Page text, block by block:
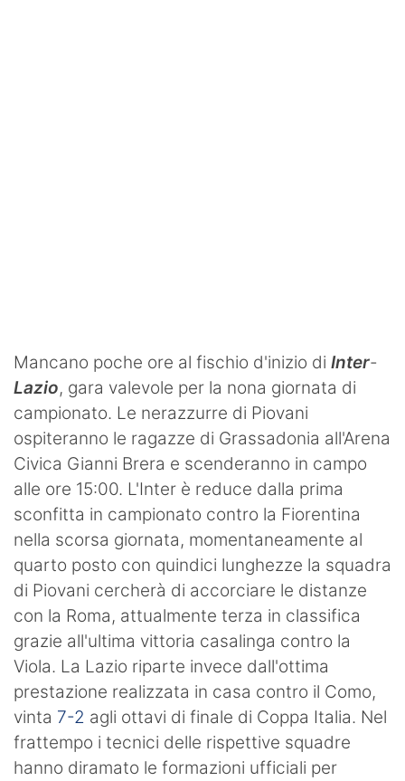
Mancano poche ore al fischio d'inizio di Inter-
Lazio, gara valevole per la nona giornata di
campionato. Le nerazzurre di Piovani
ospiteranno le ragazze di Grassadonia all'Arena
Civica Gianni Brera e scenderanno in campo
alle ore 15:00. L'Inter è reduce dalla prima
sconfitta in campionato contro la Fiorentina
nella scorsa giornata, momentaneamente al
quarto posto con quindici lunghezze la squadra
di Piovani cercherà di accorciare le distanze
con la Roma, attualmente terza in classifica
grazie all'ultima vittoria casalinga contro la
Viola. La Lazio riparte invece dall'ottima
prestazione realizzata in casa contro il Como,
vinta 7-2 agli ottavi di finale di Coppa Italia. Nel
frattempo i tecnici delle rispettive squadre
hanno diramato le formazioni ufficiali per